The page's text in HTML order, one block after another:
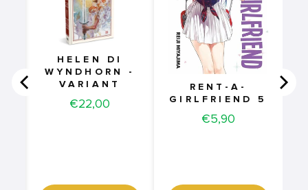
HELEN DI
WYNDHORN -
VARIANT
Price
€22,00
RENT-A-
GIRLFRIEND 5
Price
€5,90